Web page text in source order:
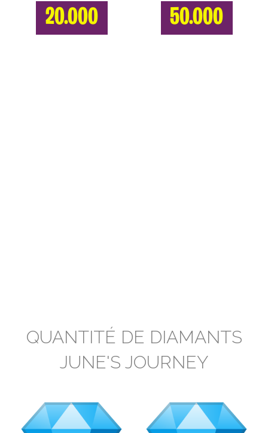
20.000 50.000
QUANTITÉ DE DIAMANTS
JUNE'S JOURNEY